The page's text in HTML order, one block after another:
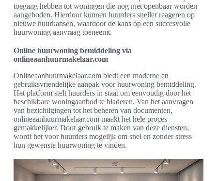
toegang hebben tot woningen die nog niet openbaar worden
aangeboden. Hierdoor kunnen huurders sneller reageren op
nieuwe huurkansen, waardoor de kans op een succesvolle
huurwoning aanvraag toeneemt.
Online huurwoning bemiddeling via
onlineaanhuurmakelaar.com
Onlineaanhuurmakelaar.com biedt een moderne en
gebruiksvriendelijke aanpak voor huurwoning bemiddeling.
Het platform stelt huurders in staat om eenvoudig door het
beschikbare woningaanbod te bladeren. Van het aanvragen
van bezichtigingen tot het beheren van documenten,
onlineaanhuurmakelaar.com maakt het hele proces
gemakkelijker. Door gebruik te maken van deze diensten,
wordt het voor huurders mogelijk om snel en zonder stress
hun gewenste huurwoning te vinden.